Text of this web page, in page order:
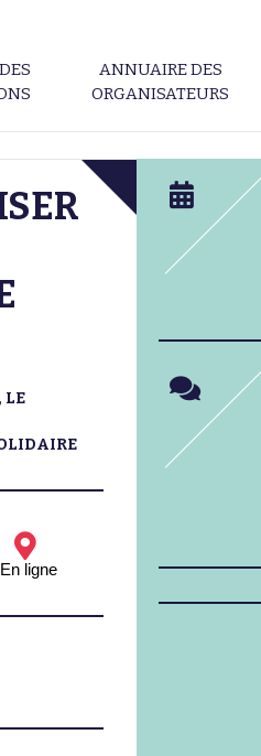
ANNUAIRE DES
ORGANISATEURS
LE
En ligne